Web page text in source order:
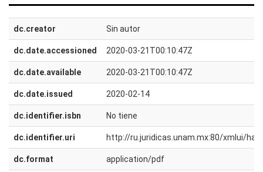
dc.creator Sin autor
dc.date.accessioned 2020-03-21T00:10:47Z
dc.date.available 2020-03-21T00:10:47Z
dc.date.issued 2020-02-14
dc.identifier.isbn No tiene
dc.identifier.uri http://ru.juridicas.unam.mx:80/xmlui/
dc.format application/pdf